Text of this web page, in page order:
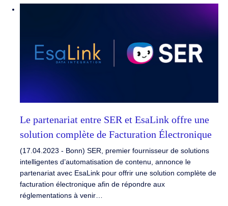
Le partenariat entre SER et EsaLink offre une
solution complète de Facturation Électronique
(17.04.2023 - Bonn) SER, premier fournisseur de solutions
intelligentes d’automatisation de contenu, annonce le
partenariat avec EsaLink pour offrir une solution complète de
facturation électronique afin de répondre aux
réglementations à venir…